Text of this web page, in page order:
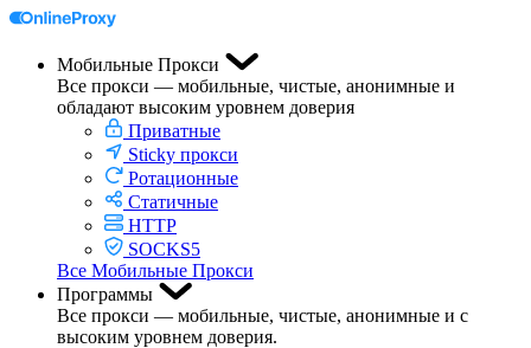
Мобильные Прокси
Все прокси — мобильные, чистые, анонимные и
обладают высоким уровнем доверия
Приватные
Sticky прокси
Ротационные
Статичные
HTTP
SOCKS5
Все Мобильные Прокси
Программы
Все прокси — мобильные, чистые, анонимные и с
высоким уровнем доверия.